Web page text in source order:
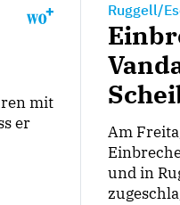
mit
er
Ruggell/
Am
und in